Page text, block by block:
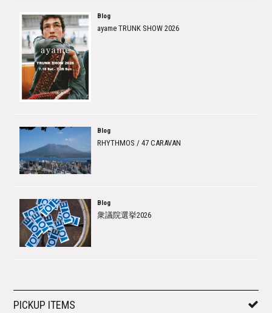
Blog
ayame TRUNK SHOW 2026
Blog
RHYTHMOS / 47 CARAVAN
Blog
衆議院選挙2026
PICKUP ITEMS